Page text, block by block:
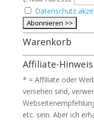
Datenschutz
Warenkorb
Affiliate-Hinweis
* = Affiliate oder
versehen sind,
etc. sein. Aber ich